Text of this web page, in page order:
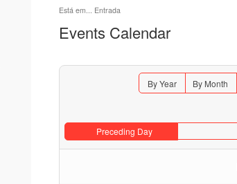
Está em... Entrada
Events Calendar
By Year By Month
Preceding Day